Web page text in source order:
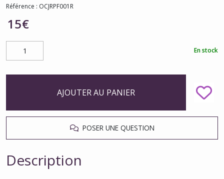
Référence : OCJRPF001R
15€
En stock
AJOUTER AU PANIER
POSER UNE QUESTION
Description